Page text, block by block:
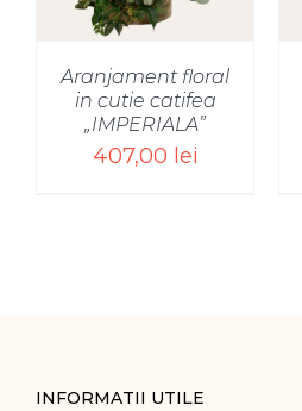
Aranjament floral
in cutie catifea
„IMPERIALA”
407,00 lei
INFORMATII UTILE